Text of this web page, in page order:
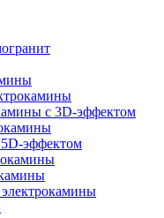
с 3D-эффектом
эффектом